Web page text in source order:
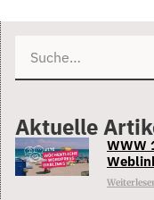
Aktuelle
WWW